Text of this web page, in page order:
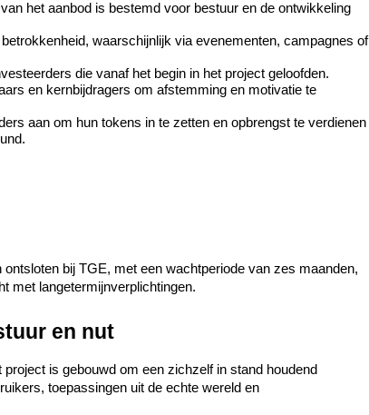
het aanbod is bestemd voor bestuur en de ontwikkeling
waarschijnlijk via evenementen, campagnes of
die vanaf het begin in het project geloofden.
en kernbijdragers om afstemming en motivatie te
aan om hun tokens in te zetten en opbrengst te verdienen
bij TGE, met een wachtperiode van zes maanden,
met langetermijnverplichtingen.
en nut
is gebouwd om een ​​zichzelf in stand houdend
toepassingen uit de echte wereld en